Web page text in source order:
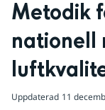
Metodik
nationell
Uppdaterad 11